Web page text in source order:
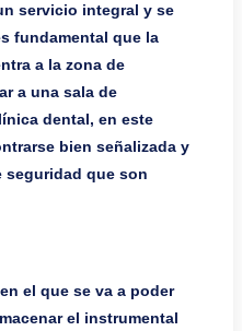
servicio integral y se
fundamental que la
a la zona de
a una sala de
dental, en este
bien señalizada y
seguridad que son
el que se va a poder
el instrumental